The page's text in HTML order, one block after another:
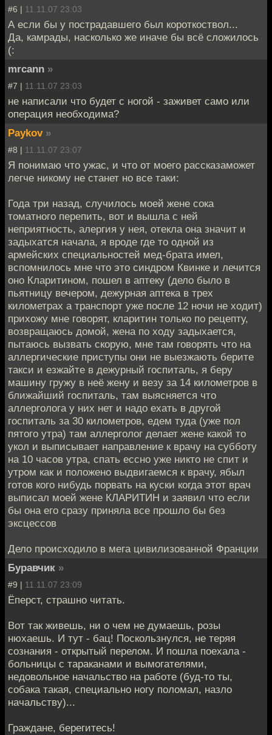
#6 | 11.11.07 23:03
А если бы у пострадавшего был короткоствол...
Да, камрады, насколько же иначе бы всё сложилось
(:
mrcann »
#7 | 11.11.07 23:03
не написали что будет с ногой - заживет само или
операция необходима?
Paykov »
#8 | 11.11.07 23:07
Я понимаю что ужас, и что от моего рассказаможет
легче никому не станет но все таки:
Года три назад, случилось моей жене сока
томатного перепить, вот и вышла с ней
неприятность, алергия у нея, отекла она значит и
задыхатся начала, я вроде где то одной из
армейских специальностей мед-брата имел,
вспомнилось мне что это синдром Квинке и лечится
оно Кларитином, пошел в аптеку (дело было в
пьятницу вечером, дежурная аптека в трех
километрах а транспорт уже после 12 ночи не ходит)
прихожу мне говорят, кларитин только по рецепту,
возвращаюсь домой, жена по ходу задыхается,
пытаюсь вызвать скорую, мне там говорять что на
аллергические приступы они не выезжають берите
такси и езжайте в дежурный госпиталь, я беру
машину гружу в неё жену и везу за 14 километров в
ближайший госпиталь, там выясняется что
аллерголога у них нет и надо ехать в другой
госпиталь за 30 километров, едем туда (уже пол
пятого утра) там аллерголог делает жене какой то
укол и выписывает направление к врачу на субботу
на 10 часов утра, спать ессно уже никто не спит и
утром как и положено выдвигаемся к врачу, ябыл
готов кого нибудь порвать на куски когда этот врач
выписал моей жене КЛАРИТИН и заявил что если
бы она его сразу приняла все прошло бы без
эксцессов
Дело происходило в мега цивилизованной Франции
Буравчик »
#9 | 11.11.07 23:09
Ёперст, страшно читать.
Вот так живешь, ни о чем не думаешь, розы
нюхаешь. И тут - бац! Поскользнулся, не теряя
сознания - открытый перелом. И пошла поехала -
больницы с тараканами и вымогателями,
недовольное начальство на работе (буд-то ты,
собака такая, специально ногу поломал, назло
начальству)...
Граждане, берегитесь!